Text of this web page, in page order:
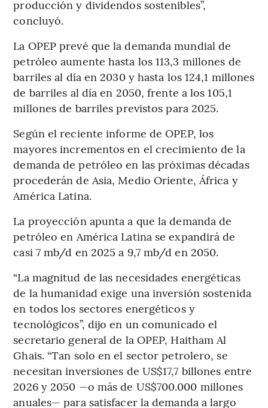
producción y dividendos sostenibles”,
concluyó.
La OPEP prevé que la demanda mundial de
petróleo aumente hasta los 113,3 millones de
barriles al día en 2030 y hasta los 124,1 millones
de barriles al día en 2050, frente a los 105,1
millones de barriles previstos para 2025.
Según el reciente informe de OPEP, los
mayores incrementos en el crecimiento de la
demanda de petróleo en las próximas décadas
procederán de Asia, Medio Oriente, África y
América Latina.
La proyección apunta a que la demanda de
petróleo en América Latina se expandirá de
casi 7 mb/d en 2025 a 9,7 mb/d en 2050.
“La magnitud de las necesidades energéticas
de la humanidad exige una inversión sostenida
en todos los sectores energéticos y
tecnológicos”, dijo en un comunicado el
secretario general de la OPEP, Haitham Al
Ghais. “Tan solo en el sector petrolero, se
necesitan inversiones de US$17,7 billones entre
2026 y 2050 —o más de US$700.000 millones
anuales— para satisfacer la demanda a largo